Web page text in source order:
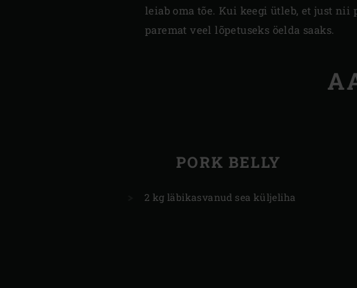
leiab oma tõe. Kui keegi ütleb, et just nii
paremat veel lõpetuseks öelda saaks.
PORK BELLY
2 kg läbikasvanud sea küljeliha